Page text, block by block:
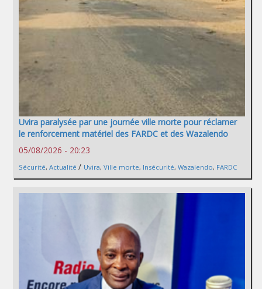
Uvira paralysée par une journée ville morte pour réclamer
le renforcement matériel des FARDC et des Wazalendo
05/08/2026 - 20:23
Sécurité, Actualité / Uvira, Ville morte, Insécurité, Wazalendo, FARDC